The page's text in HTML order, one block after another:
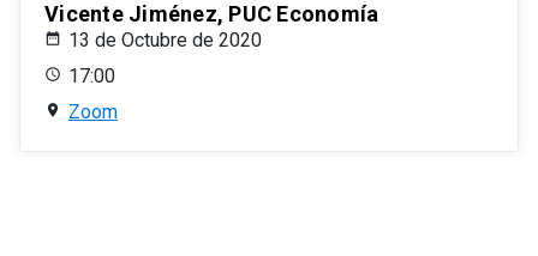
Vicente Jiménez, PUC Economía
13 de Octubre de 2020
17:00
Zoom